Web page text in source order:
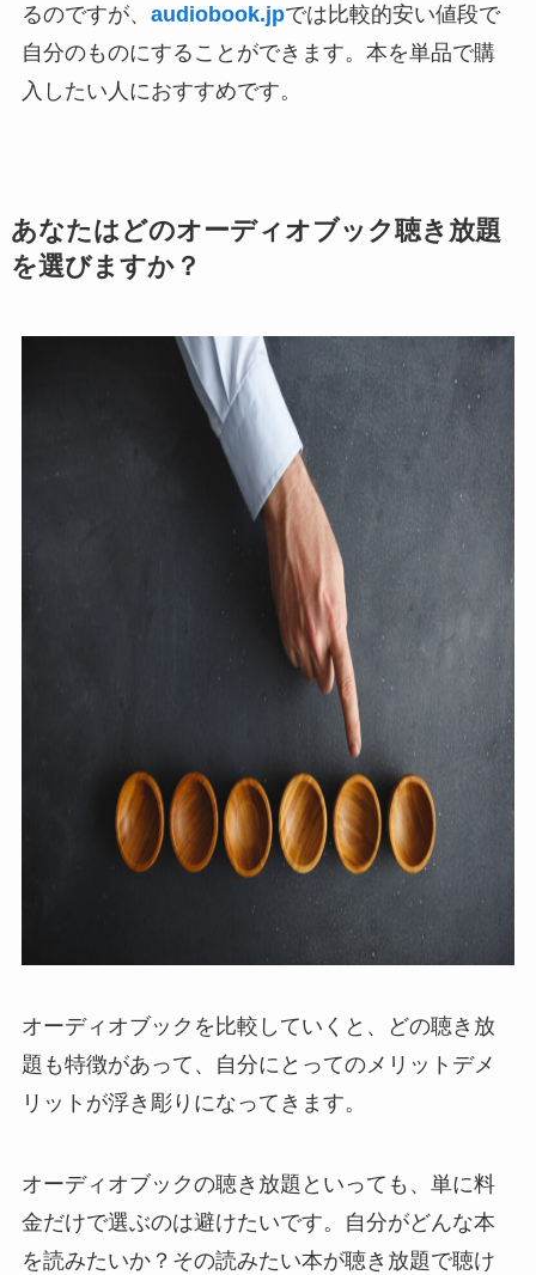
るのですが、 audiobook.jpでは比較的安い値段で
自分のものにすることができます。本を単品で購
入したい人におすすめです。
あなたはどのオーディオブック聴き放題
を選びますか？
オーディオブックを比較していくと、どの聴き放
題も特徴があって、自分にとってのメリットデメ
リットが浮き彫りになってきます。
オーディオブックの聴き放題といっても、単に料
金だけで選ぶのは避けたいです。自分がどんな本
を読みたいか？その読みたい本が聴き放題で聴け